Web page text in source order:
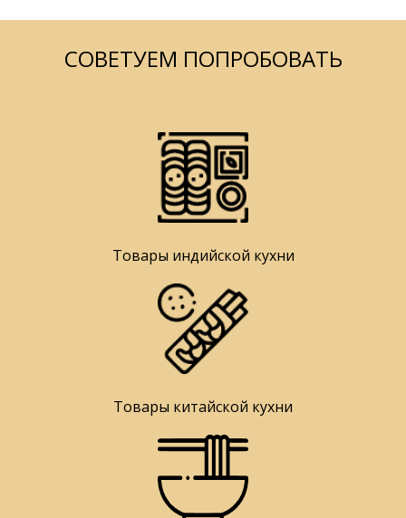
СОВЕТУЕМ ПОПРОБОВАТЬ
Товары индийской кухни
Товары китайской кухни